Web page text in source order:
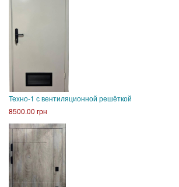
Техно-1 с вентиляционной решёткой
8500.00 грн